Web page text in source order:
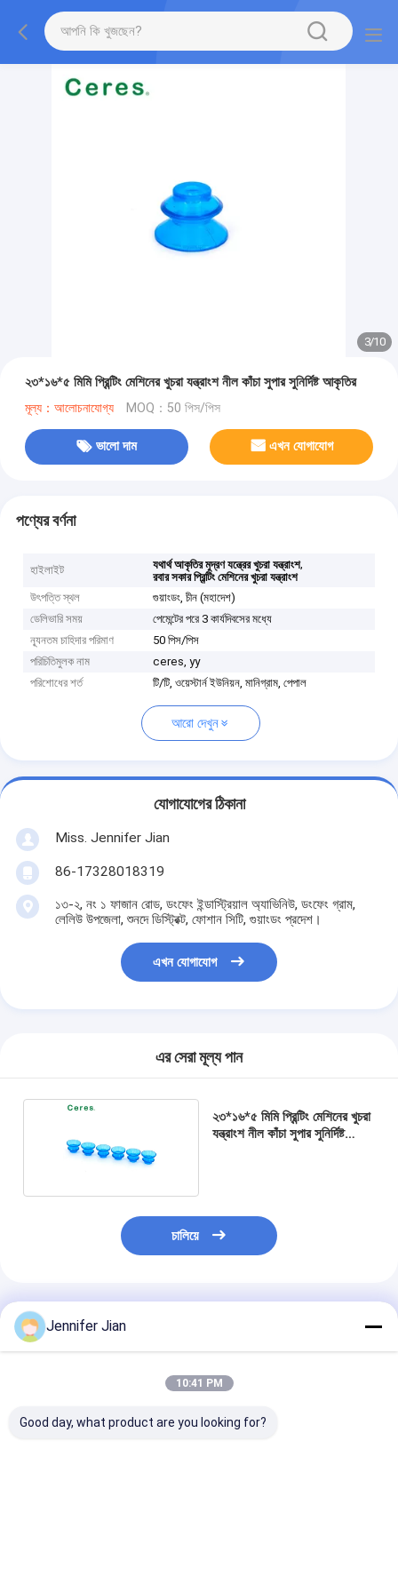
3/10
২৩*১৬*৫ মিমি প্রিন্টিং মেশিনের খুচরা যন্ত্রাংশ নীল কাঁচা সুপার সুনির্দিষ্ট আকৃতির
মূল্য：আলোচনাযোগ্য MOQ：50 পিস/পিস
ভালো দাম এখন যোগাযোগ
পণ্যের বর্ণনা
হাইলাইট যথার্থ আকৃতির মুদ্রণ যন্ত্রের খুচরা যন্ত্রাংশ,
রবার সকার প্রিন্টিং মেশিনের খুচরা যন্ত্রাংশ
উৎপত্তি স্থল
গুয়াংডং, চীন (মহাদেশ)
ডেলিভারি সময়
পেমেন্টের পরে 3 কার্যদিবসের মধ্যে
ন্যূনতম চাহিদার পরিমাণ
50 পিস/পিস
পরিচিতিমুলক নাম
ceres, yy
পরিশোধের শর্ত
টি/টি, ওয়েস্টার্ন ইউনিয়ন, মানিগ্রাম, পেপাল
আরো দেখুন
যোগাযোগের ঠিকানা
Miss. Jennifer Jian
86-17328018319
১৩-২, নং ১ ফাজান রোড, ডংফেং ইন্ডাস্ট্রিয়াল অ্যাভিনিউ, ডংফেং গ্রাম,
লেলিউ উপজেলা, শুনদে ডিস্ট্রিক্ট, ফোশান সিটি, গুয়াংডং প্রদেশ।
এখন যোগাযোগ
এর সেরা মূল্য পান
২৩*১৬*৫ মিমি প্রিন্টিং মেশিনের খুচরা
যন্ত্রাংশ নীল কাঁচা সুপার সুনির্দিষ্ট
চালিয়ে
প্রস্তাবিত পণ্য
Jennifer Jian
10:41 PM
Good day, what product are you looking for?